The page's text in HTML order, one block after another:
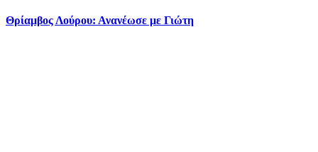
Θρίαμβος Λούρου: Ανανέωσε με Γιώτη